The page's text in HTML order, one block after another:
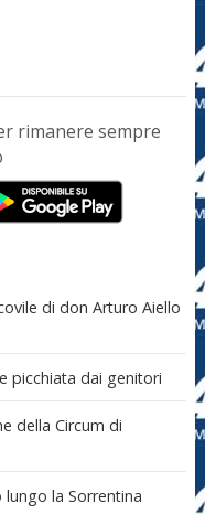
rimanere sempre
di don Arturo Aiello
picchiata dai genitori
della Circum di
la Sorrentina